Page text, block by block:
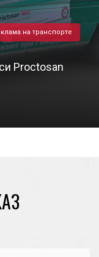
на транспорте
Proctosan